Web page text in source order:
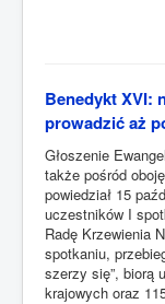
Benedykt XVI:
prowadzić aż
Głoszenie
także pośród
powiedział 15
uczestników I
Radę Krzewienia
spotkaniu,
szerzy się”, biorą
krajowych oraz